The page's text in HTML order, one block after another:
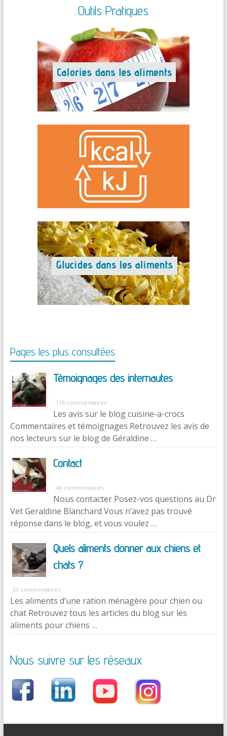
Outils Pratiques
Pages les plus consultées
Témoignages des internautes
176 commentaires
Les avis sur le blog cuisine-a-crocs
Commentaires et témoignages Retrouvez les avis de
nos lecteurs sur le blog de Géraldine …
Contact
46 commentaires
Nous contacter Posez-vos questions au Dr
Vet Geraldine Blanchard Vous n’avez pas trouvé
réponse dans le blog, et vous voulez …
Quels aliments donner aux chiens et
chats ?
33 commentaires
Les aliments d’une ration ménagère pour chien ou
chat Retrouvez tous les articles du blog sur les
aliments pour chiens …
Nous suivre sur les réseaux